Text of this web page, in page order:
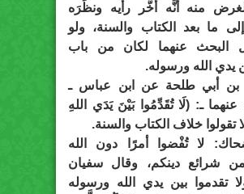
منه أنَّه أخَّر رأيه ونظَرَه
إلى ما بعد الكتاب والسنة، ولو
البحث عنهما لكان من باب
يدي الله ورسوله.
بن أبي طلحة عن ابن عباس ـ
ـ: (لَا تُقَدِّمُوا بَيْنَ يَدَي اللهِ
تقولوا خلاف الكتاب والسنة.
لا تُفْضوا أمرًا دون الله
شرائع دينكم، وقال سفيان
تقدموا بين يدي الله ورسوله